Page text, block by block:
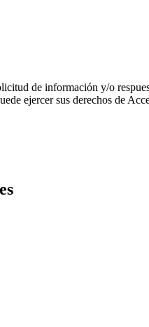
de información y/o
ejercer sus derechos de